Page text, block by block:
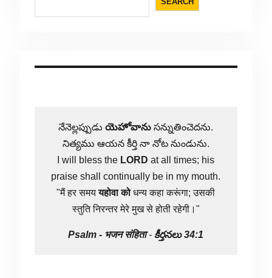
నేనెల్లప్పుడుయెహోవాను సన్నుతించెదను.
నిత్యము ఆయన కీర్తి నా నోట నుండును.
I will bless the LORD at all times; his
praise shall continually be in my mouth.
"मैं हर समययहोवा कोधन्य कहा करूंगा; उसकी
स्तुति निरन्तर मेरे मुख से होती रहेगी।"
Psalm - भजन संहिता- కీర్తనలు 34:1